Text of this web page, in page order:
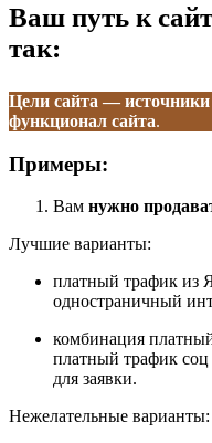
Ваш путь к
так:
Цели сайта —
функционал сайта.
Примеры:
Вам нужно
Лучшие варианты:
платный трафик из
одностраничный
комбинация
платный трафик
для заявки.
Нежелательные варианты: